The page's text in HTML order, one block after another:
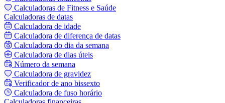
Calculadoras de Fitness e Saúde
Calculadoras de datas
Calculadora de idade
Calculadora de diferença de datas
Calculadora do dia da semana
Calculadora de dias úteis
Número da semana
Calculadora de gravidez
Verificador de ano bissexto
Calculadora de fuso horário